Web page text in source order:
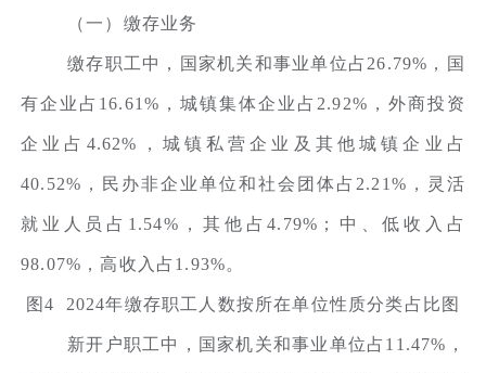
（一）缴存业务
缴存职工中，国家机关和事业单位占26.79%，国
有企业占16.61%，城镇集体企业占2.92%，外商投资
企业占4.62%，城镇私营企业及其他城镇企业占
40.52%，民办非企业单位和社会团体占2.21%，灵活
就业人员占1.54%，其他占4.79%；中、低收入占
98.07%，高收入占1.93%。
图4 2024年缴存职工人数按所在单位性质分类占比图
新开户职工中，国家机关和事业单位占11.47%，